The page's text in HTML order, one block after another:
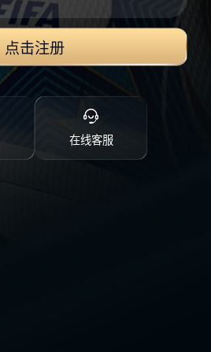
点击注册
在线客服